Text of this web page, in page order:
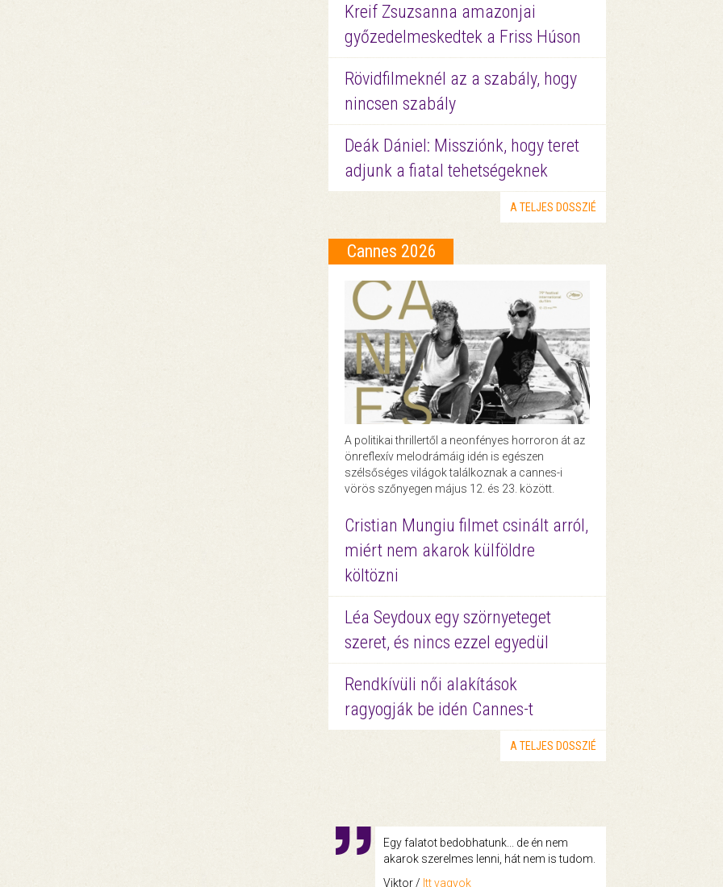
Kreif Zsuzsanna amazonjai
győzedelmeskedtek a Friss Húson
Rövidfilmeknél az a szabály, hogy
nincsen szabály
Deák Dániel: Missziónk, hogy teret
adjunk a fiatal tehetségeknek
A TELJES DOSSZIÉ
Cannes 2026
A politikai thrillertől a neonfényes horroron át az
önreflexív melodrámáig idén is egészen
szélsőséges világok találkoznak a cannes-i
vörös szőnyegen május 12. és 23. között.
Cristian Mungiu filmet csinált arról,
miért nem akarok külföldre
költözni
Léa Seydoux egy szörnyeteget
szeret, és nincs ezzel egyedül
Rendkívüli női alakítások
ragyogják be idén Cannes-t
A TELJES DOSSZIÉ
Egy falatot bedobhatunk... de én nem
akarok szerelmes lenni, hát nem is tudom.
Viktor / Itt vagyok